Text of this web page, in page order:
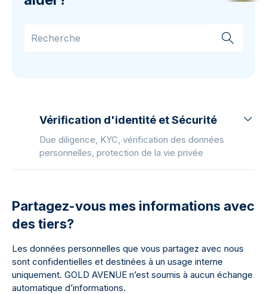
Vérification d'identité et Sécurité
Due diligence, KYC, vérification des données
personnelles, protection de la vie privée
Partagez-vous mes informations avec
des tiers?
Les données personnelles que vous partagez avec nous
sont confidentielles et destinées à un usage interne
uniquement. GOLD AVENUE n’est soumis à aucun échange
automatique d’informations.